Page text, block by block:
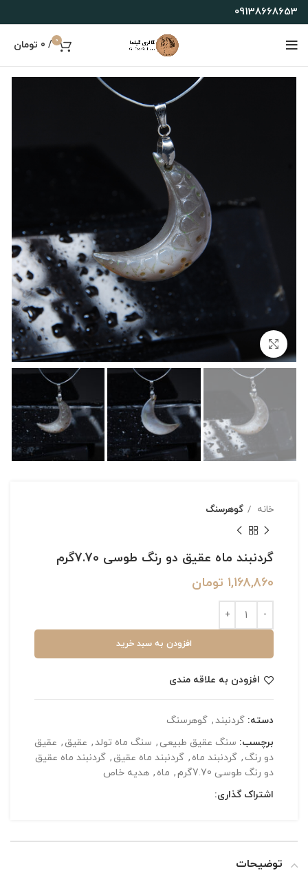
09138668653
0
/
0 تومان
بزرگنمایی تصویر
خانه گوهرسنگ
گردنبند ماه عقیق دو رنگ طوسی 7.70گرم
1,168,860 تومان
افزودن به سبد خرید
افزودن به علاقه مندی
دسته: گردنبند, گوهرسنگ
برچسب: سنگ عقیق طبیعی , سنگ ماه تولد, عقیق, عقیق
دو رنگ , گردنبند ماه , گردنبند ماه عقیق, گردنبند ماه عقیق
دو رنگ طوسی 7.70گرم
, ماه , هدیه خاص
اشتراک گذاری:
توضیحات